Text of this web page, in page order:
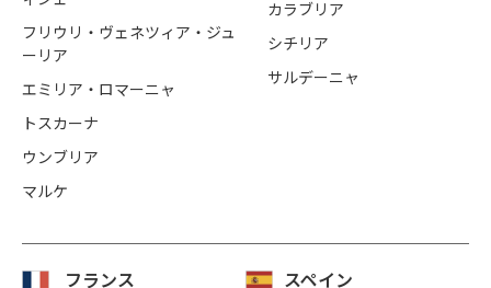
フリウリ・ヴェネツィア・ジュ
ーリア
エミリア・ロマーニャ
トスカーナ
ウンブリア
マルケ
カラブリア
シチリア
サルデーニャ
フランス
スペイン